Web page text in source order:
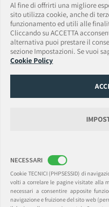
VULNERABILITY
AmTrust Assicurazioni S.p.A.
Sede Legale: Via Clerici • 14 • 20121 Milano
Tel. + 39 0283438150 • Fax + 39 0283438174
PEC: amtrust.assicurazioni@pec.it•
amtrust.assicurazioni@amtrustgroup.com
Capitale Sociale € 5.500.000,00 • P.IVA e
Numero REA MI-2562338 Provvedimento
14/03/2008
Gruppo di appartenenza AmTrust
Rappresentanza Generale per l’Italia: Via
Sede Legale: 6-8 College Green, Dublin
(t) +39.0283438150 • (f) +39.0283438174
PEC: amtrustsuccursaleitalia@legalmail.it
Capitale sociale e Riserve € 41.000.000,00
C.C.I.A.A. Milano 2093047
Al fine di offrirti una migliore
sito utilizza cookie, anche di
funzionamento ed utili alle
Cliccando su ACCETTA
alternativa puoi prestare il
sezione Impostazioni. Se vuoi
Cookie Policy
NECESSARI
Cookie TECNICI (PHPSESSID) di
volti a correlare le pagine visitate alla
necessari a consentire apposite
navigazione e fruizione del sito web